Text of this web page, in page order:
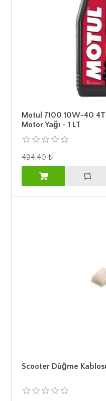
Motul 7100 10W-40
Motor Yağı - 1 LT
494,40 ₺
Scooter Düğme